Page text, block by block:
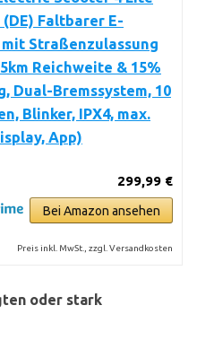
(DE) Faltbarer E-
Straßenzulassung
Reichweite & 15%
Dual-Bremssystem, 10
Blinker, IPX4, max.
App)
299,99 €
Bei Amazon ansehen
Preis inkl. MwSt., zzgl. Versandkosten
oder stark